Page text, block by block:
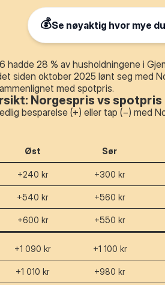
💰Se nøyaktig hvor mye
hadde 28 % av husholdningene i
siden oktober 2025 lønt seg med
med spotpris.
Norgespris vs spotpris
besparelse (+) eller tap (−) med
Øst Sør
+240 kr +300 kr
+540 kr +560 kr
+600 kr +550 kr
+1 090 kr +1 100 kr
+1 010 kr +980 kr